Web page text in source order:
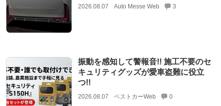
2026.08.07 Auto Messe Web 3
振動を感知して警報音!! 施工不要のセ
キュリティグッズが愛車盗難に役立
つ!!
2026.08.07 ベストカーWeb 0